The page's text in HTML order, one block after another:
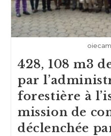
428, 108 m3
par
forestière à
mission de
déclenchée